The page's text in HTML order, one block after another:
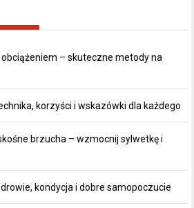
– skuteczne metody na
korzyści i wskazówki dla każdego
brzucha – wzmocnij sylwetkę i
kondycja i dobre samopoczucie